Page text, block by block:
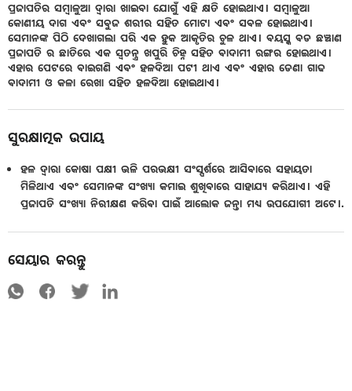
ପ୍ରଜାପତିର ସମ୍ବାଳୁଆ ଦ୍ଵାରା ଖାଇବା ଯୋଗୁଁ ଏହି କ୍ଷତି ହୋଇଥାଏ। ସମ୍ବାଳୁଆ
କୋଣୀୟ ଦାଗ ଏବଂ ସବୁଜ ଶରୀର ସହିତ ମୋଟା ଏବଂ ସବଳ ହୋଇଥାଏ।
ସେମାନଙ୍କ ପିଠି ଦେଖାଗଲା ପରି ଏକ ହୁକ ଆକୃତିର ଚୁଳ ଥାଏ। ବୟସ୍କ ବଡ ଛଞ୍ଚାଣ
ପ୍ରଜାପତି ର ଛାତିରେ ଏକ ସ୍ଵତନ୍ତ୍ର ଖପୁରି ଚିହ୍ନ ସହିତ ବାଦାମୀ ରଙ୍ଗର ହୋଇଥାଏ।
ଏହାର ପେଟରେ ବାଇଗଣି ଏବଂ ହଳଦିଆ ପଟୀ ଥାଏ ଏବଂ ଏହାର ଡେଣା ଗାଢ
ବାଦାମୀ ଓ କଳା ରେଖା ସହିତ ହଳଦିଆ ହୋଇଥାଏ।
ସୁରକ୍ଷାତ୍ମକ ଉପାୟ
ହଳ ଦ୍ଵାରା କୋଷା ପକ୍ଷୀ ଭଳି ପରଭକ୍ଷୀ ସଂସ୍ପର୍ଶରେ ଆସିବାରେ ସହାୟତା
ମିଳିଥାଏ ଏବଂ ସେମାନଙ୍କ ସଂଖ୍ୟା କମାଇ ଶୁଖିବାରେ ସାହାଯ୍ୟ କରିଥାଏ। ଏହି
ପ୍ରଜାପତି ସଂଖ୍ୟା ନିରୀକ୍ଷଣ କରିବା ପାଇଁ ଆଲୋକ ଜନ୍ତା ମଧ୍ୟ ଉପଯୋଗୀ ଅଟେ।.
ସେୟାର କରନ୍ତୁ